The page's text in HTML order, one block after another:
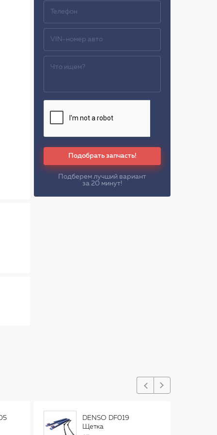
Подобрать запчасть!
Подберем лучший вариант
за 20 минут!
DENSO DF019
Щетка